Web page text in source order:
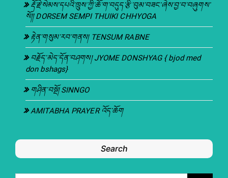
རྡོ་རྗེ་སེམས་དཔའི་ཁྲུས་ཀྱི་ཆོ་ག་བདུད་རྩི་བུམ་བཟང་ཞེས་བྱ་བ་བཞུགས་
སོ།། DORSEM SEMPI THUIKI CHHYOGA
རྟེན་གསུམ་རབ་གནས། TENSUM RABNE
བརྗོད་མེད་དོན་བཤགས། JYOME DONSHYAG { bjod med
don bshags}
གཤིན་བསྔོ། SINNGO
AMITABHA PRAYER འོད་ཆོག
Search